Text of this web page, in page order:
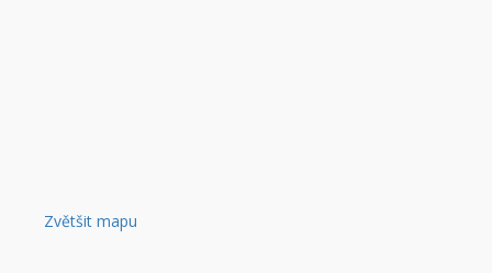
Zvětšit mapu